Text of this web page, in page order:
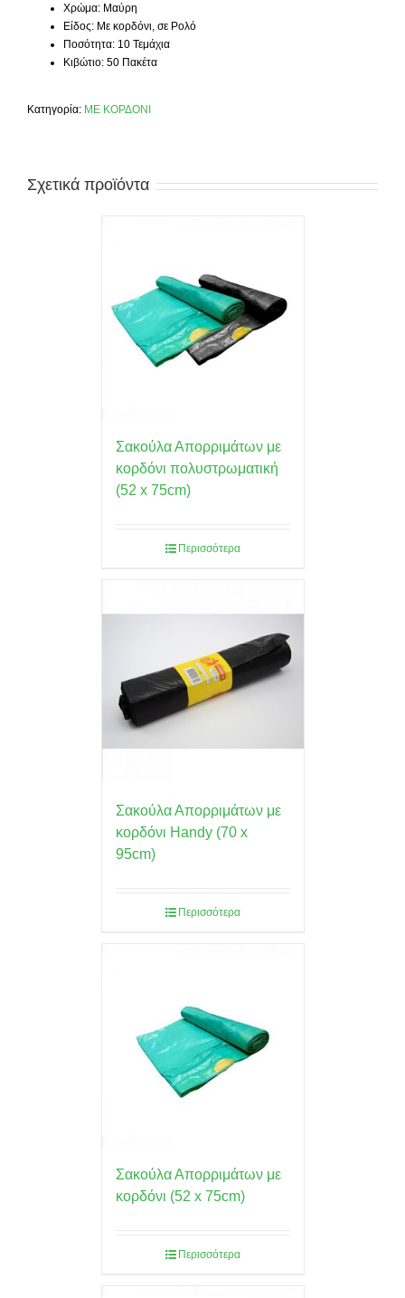
Χρώμα: Μαύρη
Είδος: Με κορδόνι, σε Ρολό
Ποσότητα: 10 Τεμάχια
Κιβώτιο: 50 Πακέτα
Κατηγορία: ΜΕ ΚΟΡΔΟΝΙ
Σχετικά προϊόντα
Σακούλα Απορριμάτων με
κορδόνι πολυστρωματική
(52 x 75cm)
Περισσότερα
Σακούλα Απορριμάτων με
κορδόνι Handy (70 x
95cm)
Περισσότερα
Σακούλα Απορριμάτων με
κορδόνι (52 x 75cm)
Περισσότερα